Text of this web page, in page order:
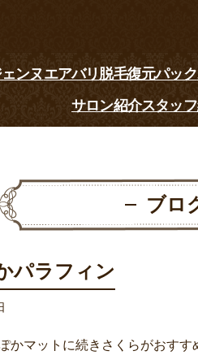
ンヌエアバリ 脱毛復元パック
サロン紹介スタッ
ブロ
パラフィン
かマットに続きさくらがおすす